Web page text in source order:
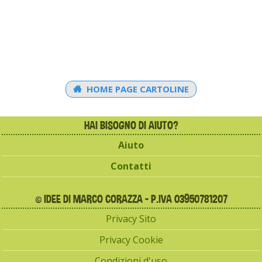
HOME PAGE CARTOLINE
HAI BISOGNO DI AIUTO?
Aiuto
Contatti
© IDEE DI MARCO CORAZZA - P.IVA 03950781207
Privacy Sito
Privacy Cookie